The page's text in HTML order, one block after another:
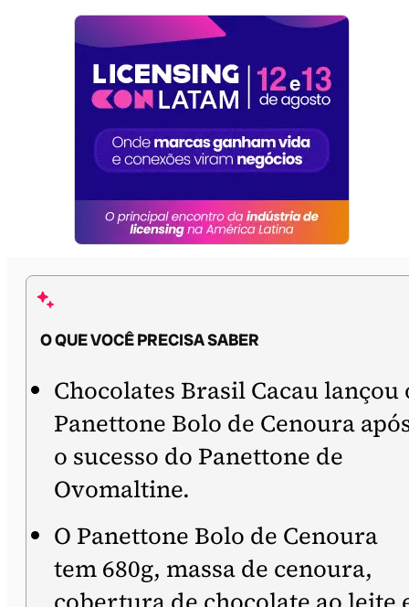
O QUE VOCÊ PRECISA SABER
Chocolates Brasil Cacau lançou
Panettone Bolo de Cenoura
o sucesso do Panettone de
Ovomaltine.
O Panettone Bolo de Cenoura
tem 680g, massa de cenoura,